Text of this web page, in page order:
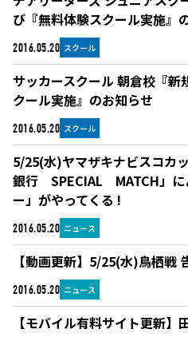
2016.05.20 スクール
び『無料体験スクール実施』
2016.05.20 スクール
サッカースクール 朝倉校『新
クール実施』のお知らせ
2016.05.20 ニュース
5/25(水)ヤマザキナビスコカ
銀行 SPECIAL MATCH」に
ー」がやってくる !
2016.05.20 ニュース
【動画更新】5/25(水)鳥栖戦
【モバイル有料サイト更新】